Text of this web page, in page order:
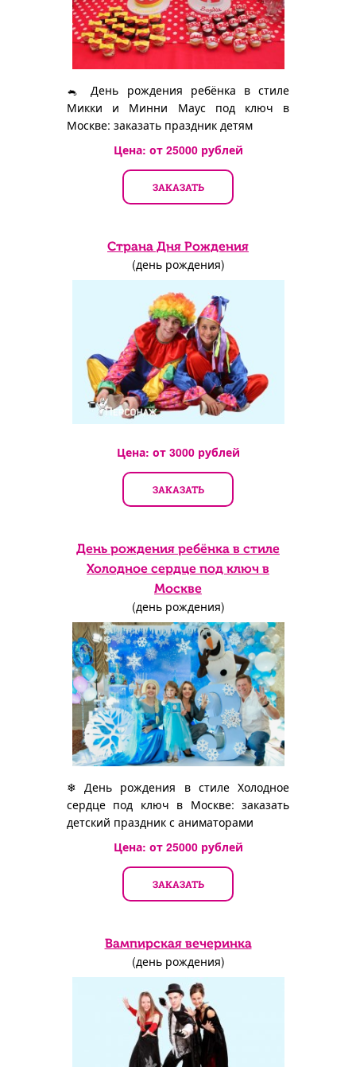
🐁 День рождения ребёнка в стиле
Микки и Минни Маус под ключ в
Москве: заказать праздник детям
Цена: от 25000рублей
ЗАКАЗАТЬ
Страна Дня Рождения
(день рождения)
Цена: от 3000рублей
ЗАКАЗАТЬ
День рождения ребёнка в стиле
Холодное сердце под ключ в
Москве
(день рождения)
❄ День рождения в стиле Холодное
сердце под ключ в Москве: заказать
детский праздник с аниматорами
Цена: от 25000рублей
ЗАКАЗАТЬ
Вампирская вечеринка
(день рождения)